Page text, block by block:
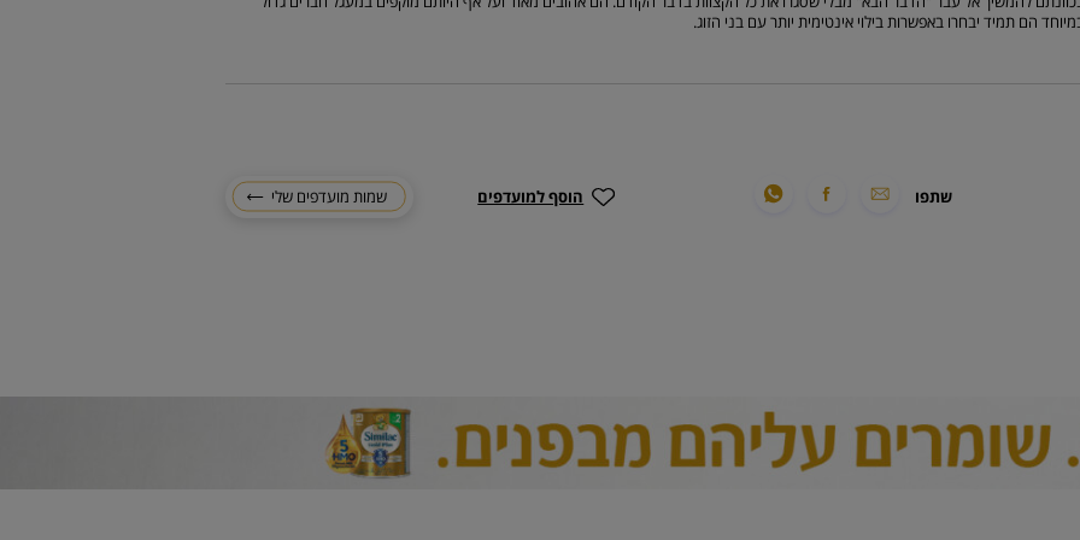
הם תמיד יבחרו באפשרות בילוי אינטימית יותר עם בני הזוג.
שתפו הוסף למועדפים שמות מועדפים שלי